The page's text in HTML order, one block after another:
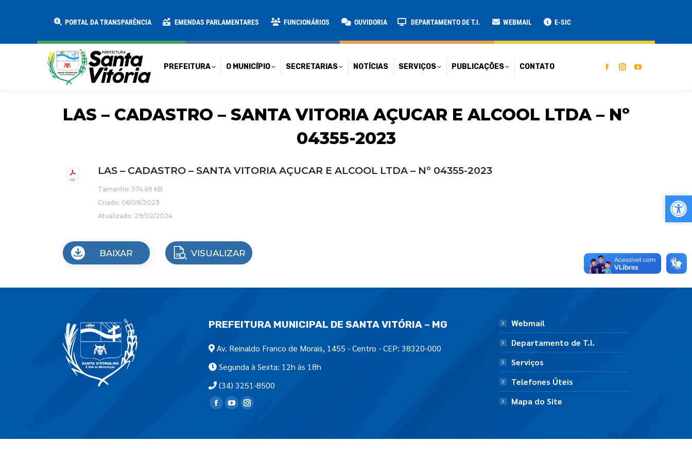
PORTAL DA TRANSPARÊNCIA EMENDAS PARLAMENTARES FUNCIONÁRIOS OUVIDORIA DEPARTAMENTO DE T.I. WEBMAIL E-SIC
PREFEITURA O MUNICÍPIO SECRETARIAS NOTÍCIAS SERVIÇOS PUBLICAÇÕES CONTATO
LAS – CADASTRO – SANTA VITORIA AÇUCAR E ALCOOL LTDA – Nº
04355-2023
LAS – CADASTRO – SANTA VITORIA AÇUCAR E ALCOOL LTDA – Nº 04355-2023
Tamanho: 574.69 KB
Criado: 06/09/2023
Atualizado: 29/02/2024
BAIXAR VISUALIZAR
PREFEITURA MUNICIPAL DE SANTA VITÓRIA – MG
Av. Reinaldo Franco de Morais, 1455 - Centro - CEP: 38320-000
Segunda à Sexta: 12h às 18h
(34) 3251-8500
Encontre-nos em:
Webmail
Departamento de T.I.
Serviços
Telefones Úteis
Mapa do Site